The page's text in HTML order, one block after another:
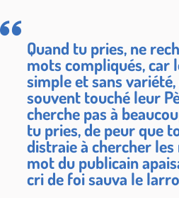
Quand tu pries, ne
mots compliqués, car
simple et sans
souvent touché leur
cherche pas à
tu pries, de peur que
distraie à chercher les
mot du publicain
cri de foi sauva le